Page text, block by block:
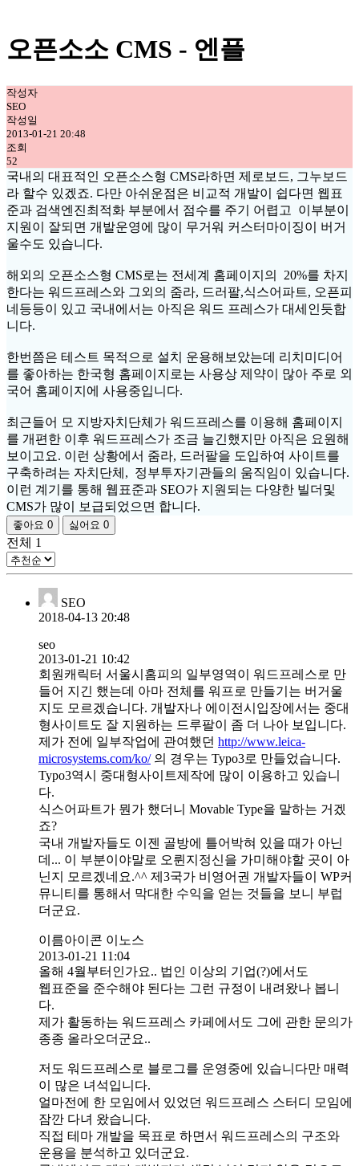
오픈소소 CMS - 엔플
작성자
SEO
작성일
2013-01-21 20:48
조회
52
국내의 대표적인 오픈소스형 CMS라하면 제로보드, 그누보드
라 할수 있겠죠. 다만 아쉬운점은 비교적 개발이 쉽다면 웹표
준과 검색엔진최적화 부분에서 점수를 주기 어렵고 이부분이
지원이 잘되면 개발운영에 많이 무거워 커스터마이징이 버거
울수도 있습니다.
해외의 오픈소스형 CMS로는 전세계 홈페이지의 20%를 차지
한다는 워드프레스와 그외의 줌라, 드러팔,식스어파트, 오픈피
네등등이 있고 국내에서는 아직은 워드 프레스가 대세인듯합
니다.
한번쯤은 테스트 목적으로 설치 운용해보았는데 리치미디어
를 좋아하는 한국형 홈페이지로는 사용상 제약이 많아 주로 외
국어 홈페이지에 사용중입니다.
최근들어 모 지방자치단체가 워드프레스를 이용해 홈페이지
를 개편한 이후 워드프레스가 조금 늘긴했지만 아직은 요원해
보이고요. 이런 상황에서 줌라, 드러팔을 도입하여 사이트를
구축하려는 자치단체, 정부투자기관들의 움직임이 있습니다.
이런 계기를 통해 웹표준과 SEO가 지원되는 다양한 빌더및
CMS가 많이 보급되었으면 합니다.
좋아요 0 싫어요 0
전체 1
SEO
2018-04-13 20:48
seo
2013-01-21 10:42
회원캐릭터 서울시홈피의 일부영역이 워드프레스로 만
들어 지긴 했는데 아마 전체를 워프로 만들기는 버거울
지도 모르겠습니다. 개발자나 에이전시입장에서는 중대
형사이트도 잘 지원하는 드루팔이 좀 더 나아 보입니다.
제가 전에 일부작업에 관여했던 http://www.leica-
microsystems.com/ko/의 경우는 Typo3로 만들었습니다.
Typo3역시 중대형사이트제작에 많이 이용하고 있습니
다.
식스어파트가 뭔가 했더니 Movable Type을 말하는 거겠
죠?
국내 개발자들도 이젠 골방에 틀어박혀 있을 때가 아닌
데... 이 부분이야말로 오륀지정신을 가미해야할 곳이 아
닌지 모르겠네요.^^ 제3국가 비영어권 개발자들이 WP커
뮤니티를 통해서 막대한 수익을 얻는 것들을 보니 부럽
더군요.
이름아이콘 이노스
2013-01-21 11:04
올해 4월부터인가요.. 법인 이상의 기업(?)에서도
웹표준을 준수해야 된다는 그런 규정이 내려왔나 봅니
다.
제가 활동하는 워드프레스 카페에서도 그에 관한 문의가
종종 올라오더군요..
저도 워드프레스로 블로그를 운영중에 있습니다만 매력
이 많은 녀석입니다.
얼마전에 한 모임에서 있었던 워드프레스 스터디 모임에
잠깐 다녀 왔습니다.
직접 테마 개발을 목표로 하면서 워드프레스의 구조와
운용을 분석하고 있더군요.